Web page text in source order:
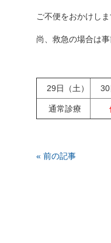
ご不便をおかけし
尚、救急の場合は
29日（土） 30
通常診療
« 前の記事